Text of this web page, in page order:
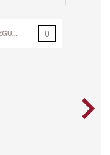
ESCALA I CORDA JUVENIL PEDREGUER
0
40